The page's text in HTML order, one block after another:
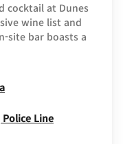
cocktail at Dunes
wine list and
site bar boasts a
Opens In New Window
Line
In New Window